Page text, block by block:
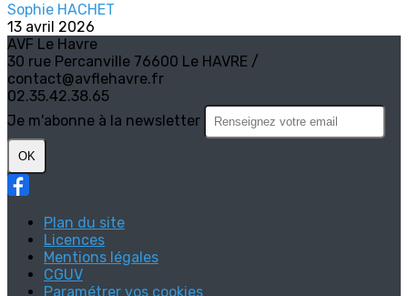
Sophie HACHET
13 avril 2026
AVF Le Havre
30 rue Percanville 76600 Le HAVRE /
contact@avflehavre.fr
02.35.42.38.65
Je m'abonne à la newsletter
OK
Plan du site
Licences
Mentions légales
CGUV
Paramétrer vos cookies